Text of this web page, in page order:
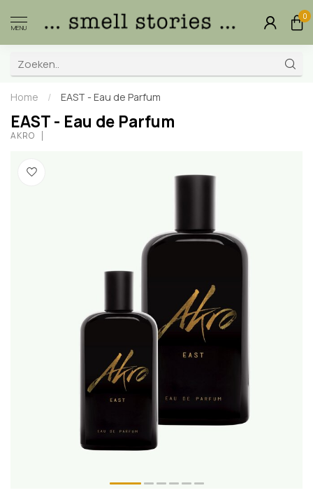
MENU
0
Home / EAST - Eau de Parfum
EAST - Eau de Parfum
AKRO